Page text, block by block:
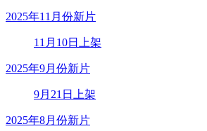
2025年11月份新片
11月10日上架
2025年9月份新片
9月21日上架
2025年8月份新片